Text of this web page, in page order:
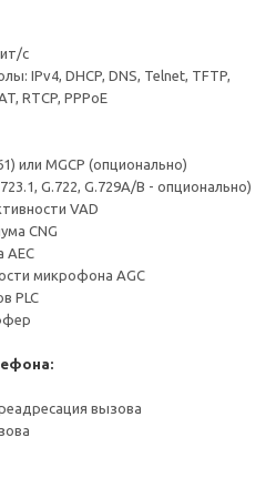
с
IPv4, DHCP, DNS, Telnet, TFTP,
RTCP, PPPoE
или MGCP (опционально)
G.722, G.729A/B - опционально)
VAD
CNG
AEC
микрофона AGC
PLC
вызова